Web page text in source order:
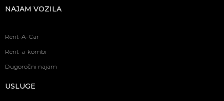
NAJAM VOZILA
Rent-A-Car
Rent-a-kombi
Dugoročni najam
USLUGE